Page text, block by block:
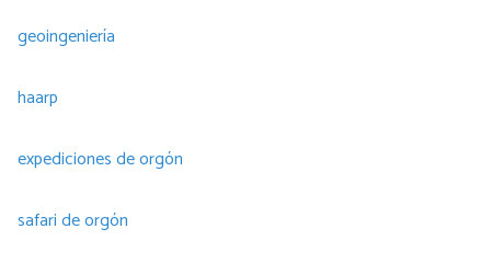
geoingeniería
haarp
expediciones de orgón
safari de orgón